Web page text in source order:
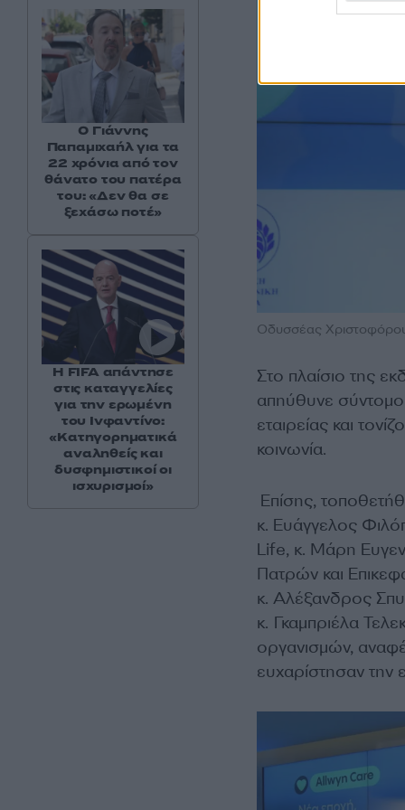
Οδυσσέας
Στο πλαίσιο της
απηύθυνε σύντομο
εταιρείας και
κοινωνία.
Επίσης,
κ. Ευάγγελος
Life, κ. Μάρη
Πατρών και
κ. Αλέξανδρος
κ. Γκαμπριέλα
οργανισμών,
ευχαρίστησαν την
Ο Γιάννης
Παπαμιχαήλ για τα
22 χρόνια από τον
θάνατο του πατέρα
του: «Δεν θα σε
ξεχάσω ποτέ»
Η FIFA απάντησε
στις καταγγελίες
για την ερωμένη
του Ινφαντίνο:
«Κατηγορηματικά
αναληθείς και
δυσφημιστικοί οι
ισχυρισμοί»